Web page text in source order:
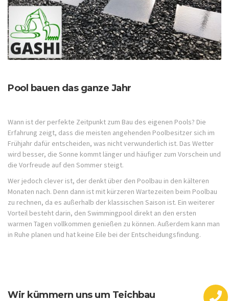
Pool bauen das ganze Jahr
Wann ist der perfekte Zeitpunkt zum Bau des eigenen Pools? Die
Erfahrung zeigt, dass die meisten angehenden Poolbesitzer sich im
Frühjahr dafür entscheiden, was nicht verwunderlich ist. Das Wetter
wird besser, die Sonne kommt länger und häufiger zum Vorschein und
die Vorfreude auf den Sommer steigt.
Wer jedoch clever ist, der denkt über den Poolbau in den kälteren
Monaten nach. Denn dann ist mit kürzeren Wartezeiten beim Poolbau
zu rechnen, da es außerhalb der klassischen Saison ist. Ein weiterer
Vorteil besteht darin, den Swimmingpool direkt an den ersten
warmen Tagen vollkommen genießen zu können. Außerdem kann man
in Ruhe planen und hat keine Eile bei der Entscheidungsfindung.
Wir kümmern uns um Teichbau